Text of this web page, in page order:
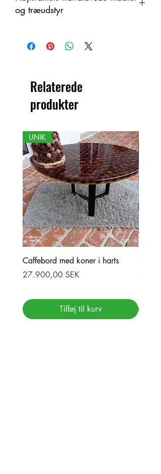
og træudstyr
et organisk materiale med
farveændringer. Derfor kan der være
Relaterede
produkter
UNIK
Caffebord med koner i harts
Pris
27.900,00 SEK
Tilføj til kurv
Stor
Pris